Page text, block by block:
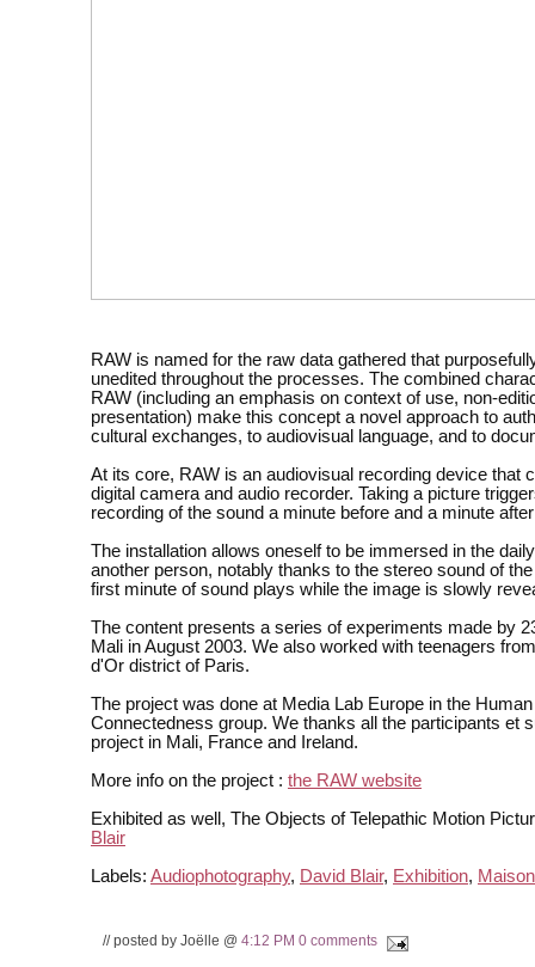
RAW is named for the raw data gathered that
unedited throughout the processes. The combined
RAW (including an emphasis on context of use, non-
presentation) make this concept a novel approach to
cultural exchanges, to audiovisual language, and to
At its core, RAW is an audiovisual recording device that
digital camera and audio recorder. Taking a picture
recording of the sound a minute before and a minute
The installation allows oneself to be immersed in the
another person, notably thanks to the stereo sound of
first minute of sound plays while the image is slowly
The content presents a series of experiments made by
Mali in August 2003. We also worked with teenagers
d'Or district of Paris.
The project was done at Media Lab Europe in the Human
Connectedness group. We thanks all the participants et
project in Mali, France and Ireland.
More info on the project : the RAW website
Exhibited as well, The Objects of Telepathic Motion
Blair
Labels: Audiophotography, David Blair, Exhibition,
// posted by Joëlle @ 4:12 PM 0 comments